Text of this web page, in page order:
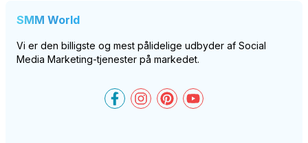
SMM World
Vi er den billigste og mest pålidelige udbyder af Social
Media Marketing-tjenester på markedet.
SMM-World on Facebook
SMM-World on Instagram
SMM-World on
SMM-World on